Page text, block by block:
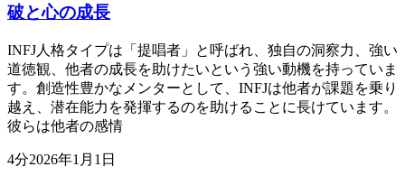
破と心の成長
INFJ人格タイプは「提唱者」と呼ばれ、独自の洞察力、強い
道徳観、他者の成長を助けたいという強い動機を持っていま
す。創造性豊かなメンターとして、INFJは他者が課題を乗り
越え、潜在能力を発揮するのを助けることに長けています。
彼らは他者の感情
4分2026年1月1日